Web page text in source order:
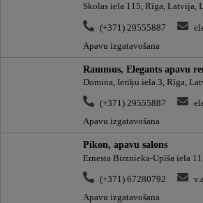
Skolas iela 115, Rīga, Latvija,
(+371) 29555887
Apavu izgatavošana
Rammus, Elegants apavu
Domina, Ieriķu iela 3, Rīga,
(+371) 29555887
Apavu izgatavošana
Pikon, apavu salons
Ernesta Birznieka-Upīša iela
(+371) 67280792
Apavu izgatavošana